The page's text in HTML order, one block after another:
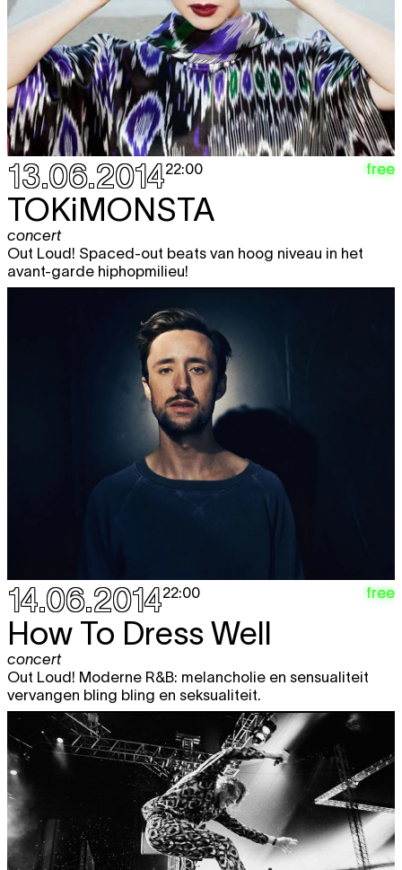
13.06.201422:00 free
TOKiMONSTA
concert
Out Loud! Spaced-out beats van hoog niveau in het
avant-garde hiphopmilieu!
14.06.201422:00 free
How To Dress Well
concert
Out Loud! Moderne R&B: melancholie en sensualiteit
vervangen bling bling en seksualiteit.